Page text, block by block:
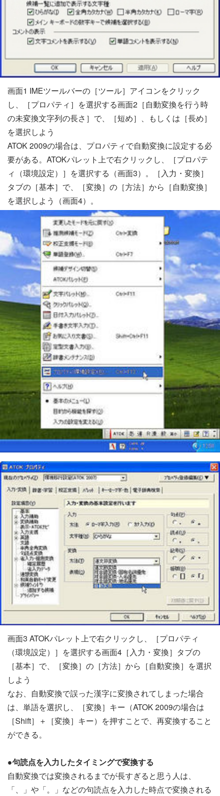
画面1 IMEツールバーの［ツール］アイコンをクリック
し、［プロパティ］を選択する画面2［自動変換を行う時
の未変換文字列の長さ］で、［短め］、もしくは［長め］
を選択しよう
ATOK 2009の場合は、プロパティで自動変換に設定する必
要がある。ATOKパレット上で右クリックし、［プロパテ
ィ（環境設定）］を選択する（画面3）。［入力・変換］
タブの［基本］で、［変換］の［方法］から［自動変換］
を選択しよう（画面4）。
画面3 ATOKパレット上で右クリックし、［プロパティ
（環境設定）］を選択する画面4［入力・変換］タブの
［基本］で、［変換］の［方法］から［自動変換］を選択
しよう
なお、自動変換で誤った漢字に変換されてしまった場合
は、単語を選択し、［変換］キー（ATOK 2009の場合は
［Shift］＋［変換］キー）を押すことで、再変換すること
ができる。
●句読点を入力したタイミングで変換する
自動変換では変換されるまでが長すぎると思う人は、
「、」や「。」などの句読点を入力した時点で変換される